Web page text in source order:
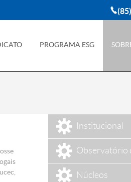
PROGRAMA ESG
Institucional
Observatório
Núcleos